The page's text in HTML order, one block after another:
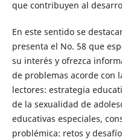
que contribuyen al
En este sentido se
presenta el No. 58 que
su interés y ofrezca
de problemas acorde con
lectores: estrategia
de la sexualidad de
educativas especiales,
problémica: retos y